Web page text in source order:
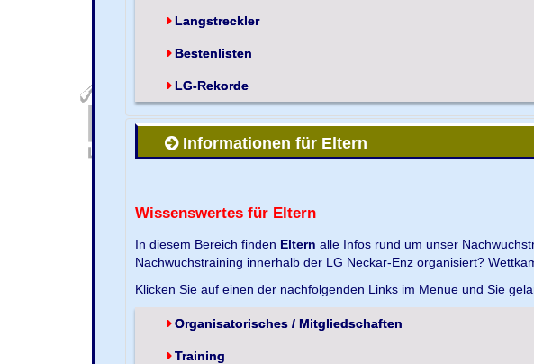
Langstreckler
Bestenlisten
LG-Rekorde
Informationen für Eltern
Wissenswertes für Eltern
In diesem Bereich finden Eltern alle Infos rund um unser
Nachwuchstraining innerhalb der LG Neckar-Enz organisiert?
Klicken Sie auf einen der nachfolgenden Links im Menue und Sie
Organisatorisches / Mitgliedschaften
Training